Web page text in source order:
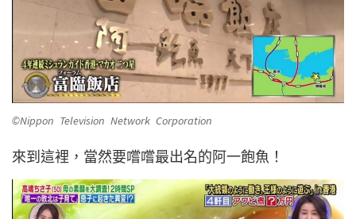
©Nippon Television Network Corporation
來到這裡，當然要嚐嚐最出名的阿一飽魚！